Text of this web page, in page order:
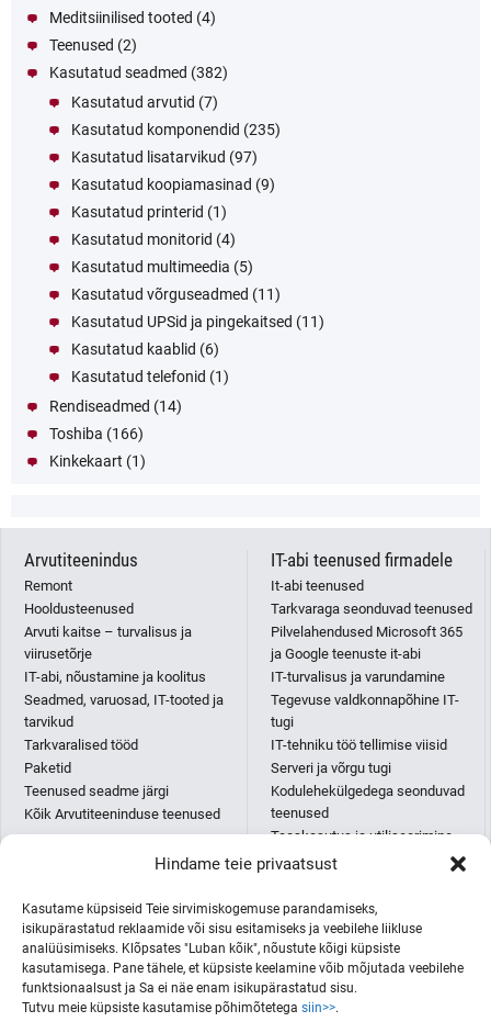
Hindame teie privaatsust
Kasutame küpsiseid Teie sirvimiskogemuse parandamiseks,
isikupärastatud reklaamide või sisu esitamiseks ja veebilehe liikluse
analüüsimiseks. Klõpsates "Luban kõik", nõustute kõigi küpsiste
kasutamisega. Pane tähele, et küpsiste keelamine võib mõjutada veebilehe
funktsionaalsust ja Sa ei näe enam isikupärastatud sisu.
Tutvu meie küpsiste kasutamise põhimõtetega siin>>.
Meditsiinilised tooted (4)
Teenused (2)
Kasutatud seadmed (382)
Kasutatud arvutid (7)
Kasutatud komponendid (235)
Kasutatud lisatarvikud (97)
Kasutatud koopiamasinad (9)
Kasutatud printerid (1)
Kasutatud monitorid (4)
Kasutatud multimeedia (5)
Kasutatud võrguseadmed (11)
Kasutatud UPSid ja pingekaitsed (11)
Kasutatud kaablid (6)
Kasutatud telefonid (1)
Rendiseadmed (14)
Toshiba (166)
Kinkekaart (1)
Arvutiteenindus
Remont
Hooldusteenused
Arvuti kaitse – turvalisus ja
viirusetõrje
IT-abi, nõustamine ja koolitus
Seadmed, varuosad, IT-tooted ja
tarvikud
Tarkvaralised tööd
Paketid
Teenused seadme järgi
Kõik Arvutiteeninduse teenused
IT-abi teenused firmadele
It-abi teenused
Tarkvaraga seonduvad teenused
Pilvelahendused Microsoft 365
ja Google teenuste it-abi
IT-turvalisus ja varundamine
Tegevuse valdkonnapõhine IT-
tugi
IT-tehniku töö tellimise viisid
Serveri ja võrgu tugi
Kodulehekülgedega seonduvad
teenused
Taaskasutus ja utiliseerimine
IT-abi paketid
AI teenused
Kõik IT-abi teenused
Printerid ja koopiamasinad
ITmees Eesti OÜ